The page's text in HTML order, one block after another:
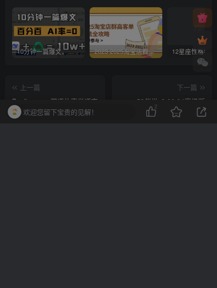
10分钟一篇爆文，百分百 AI率=0，用deepseek轻松玩转公众号爆文项目 2023-2025淘宝店群运营，涵盖C店/天猫店群两大赛道，帮你掌握全周期运营打法
上一篇
Beelinguapp双语故事学语言
v3.240 高级版
下一篇
53伴学v3.00.04高级版
欢迎您留下宝贵的见解！
2